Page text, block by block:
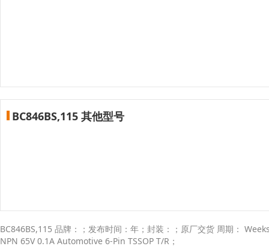
BC846BS,115 其他型号
BC846BS,115 品牌：；发布时间：年；封装：；原厂交货 周期：
NPN 65V 0.1A Automotive 6-Pin TSSOP T/R；